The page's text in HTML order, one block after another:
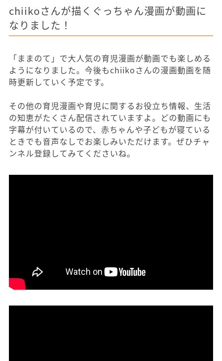
chiikoさんが描くぐっちゃん漫画が動画に
なりました！
「ままのて」で大人気の育児漫画が動画でも楽しめる
ようになりました。今後もchiikoさんの漫画動画を随
時更新していく予定です。
その他の育児漫画や育児に関するお役立ち情報、生活
の知恵がたくさん配信されていますよ。どの動画にも
字幕が付いているので、赤ちゃんや子どもが寝ている
ときでも音声なしでお楽しみいただけます。ぜひチャ
ンネル登録してみてくださいね。